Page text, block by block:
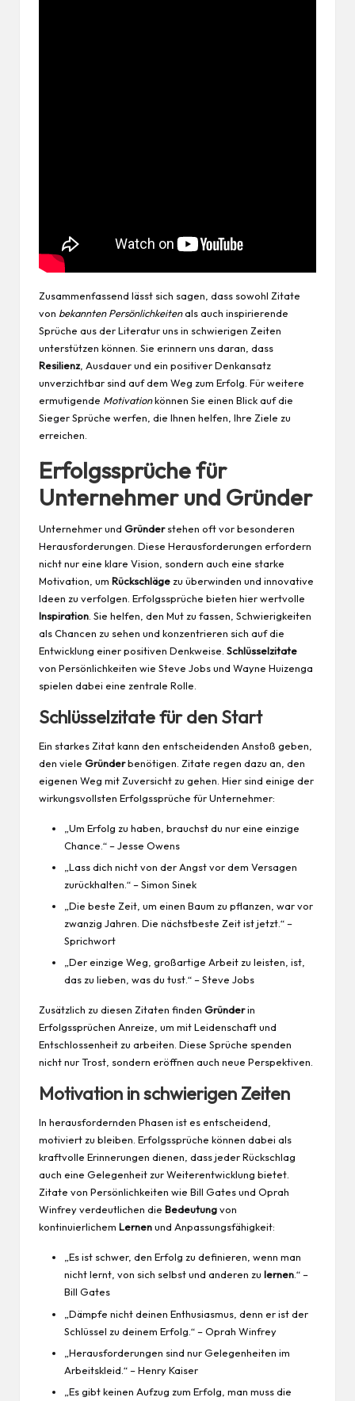
Zusammenfassend lässt sich sagen, dass sowohl Zitate
von bekannten Persönlichkeitenals auch inspirierende
Sprüche aus der Literatur uns in schwierigen Zeiten
unterstützen können. Sie erinnern uns daran, dass
Resilienz, Ausdauer und ein positiver Denkansatz
unverzichtbar sind auf dem Weg zum Erfolg. Für weitere
ermutigende Motivationkönnen Sie einen Blick auf die
Sieger Sprüche werfen, die Ihnen helfen, Ihre Ziele zu
erreichen.
Erfolgssprüche für
Unternehmer und Gründer
Unternehmer und Gründerstehen oft vor besonderen
Herausforderungen. Diese Herausforderungen erfordern
nicht nur eine klare Vision, sondern auch eine starke
Motivation, um Rückschläge zu überwinden und innovative
Ideen zu verfolgen. Erfolgssprüche bieten hier wertvolle
Inspiration . Sie helfen, den Mut zu fassen, Schwierigkeiten
als Chancen zu sehen und konzentrieren sich auf die
Entwicklung einer positiven Denkweise. Schlüsselzitate
von Persönlichkeiten wie Steve Jobs und Wayne Huizenga
spielen dabei eine zentrale Rolle.
Schlüsselzitate für den Start
Ein starkes Zitat kann den entscheidenden Anstoß geben,
den viele Gründerbenötigen. Zitate regen dazu an, den
eigenen Weg mit Zuversicht zu gehen. Hier sind einige der
wirkungsvollsten Erfolgssprüche für Unternehmer:
„Um Erfolg zu haben, brauchst du nur eine einzige
Chance.“ – Jesse Owens
„Lass dich nicht von der Angst vor dem Versagen
zurückhalten.“ – Simon Sinek
„Die beste Zeit, um einen Baum zu pflanzen, war vor
zwanzig Jahren. Die nächstbeste Zeit ist jetzt.“ –
Sprichwort
„Der einzige Weg, großartige Arbeitzu leisten, ist,
das zu lieben, was du tust.“ – Steve Jobs
Zusätzlich zu diesen Zitaten finden Gründerin
Erfolgssprüchen Anreize, um mit Leidenschaft und
Entschlossenheit zu arbeiten. Diese Sprüche spenden
nicht nur Trost, sondern eröffnen auch neue Perspektiven.
Motivation in schwierigen Zeiten
In herausfordernden Phasen ist es entscheidend,
motiviert zu bleiben. Erfolgssprüche können dabei als
kraftvolle Erinnerungen dienen, dass jeder Rückschlag
auch eine Gelegenheit zur Weiterentwicklung bietet.
Zitate von Persönlichkeiten wie Bill Gates und Oprah
Winfrey verdeutlichen die Bedeutungvon
kontinuierlichem Lernenund Anpassungsfähigkeit:
„Es ist schwer, den Erfolg zu definieren, wenn man
nicht lernt, von sich selbst und anderen zu lernen.“ –
Bill Gates
„Dämpfe nicht deinen Enthusiasmus, denn er ist der
Schlüssel zu deinem Erfolg.“ – Oprah Winfrey
„Herausforderungen sind nur Gelegenheiten im
Arbeitskleid.“ – Henry Kaiser
„Es gibt keinen Aufzug zum Erfolg, man muss die